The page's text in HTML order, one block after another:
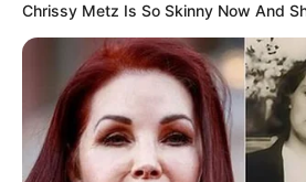
Chrissy Metz Is So Skinny Now And